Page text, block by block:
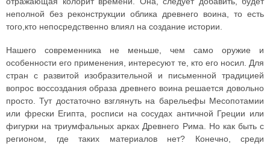
неполной без реконструкции облика древнего воина, то есть
того,кто непосредственно влиял на создание истории.
Нашего современника не меньше, чем само оружие и
особенности его применения, интересуют те, кто его носил. Для
стран с развитой изобразительной и письменной традицией
вопрос воссоздания образа древнего воина решается довольно
просто. Тут достаточно взглянуть на барельефы Месопотамии
или фрески Египта, росписи на сосудах античной Греции или
фигурки на триумфальных арках Древнего Рима. Но как быть с
регионом, где таких материалов нет? Конечно, среди